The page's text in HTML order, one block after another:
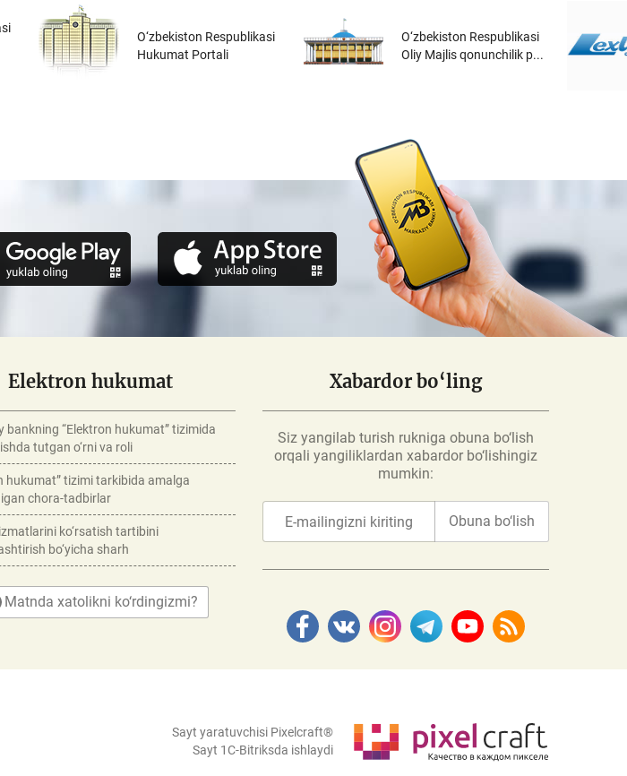
O‘zbekiston Respublikasi
Hukumat Portali
O‘zbekiston Respublikasi
Oliy Majlis qonunchilik p...
Elektron hukumat
bankning “Elektron hukumat” tizimida
tutgan o‘rni va roli
hukumat” tizimi tarkibida amalga
chora-tadbirlar
ko‘rsatish tartibini
bo‘yicha sharh
Matnda xatolikni ko‘rdingizmi?
Xabardor bo‘ling
Siz yangilab turish rukniga obuna bo‘lish
orqali yangiliklardan xabardor bo‘lishingiz
mumkin:
Obuna bo‘lish
Sayt yaratuvchisi Pixelcraft®
Sayt 1C-Bitriksda ishlaydi